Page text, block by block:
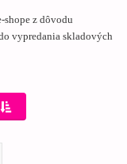
shope z dôvodu
vypredania skladových